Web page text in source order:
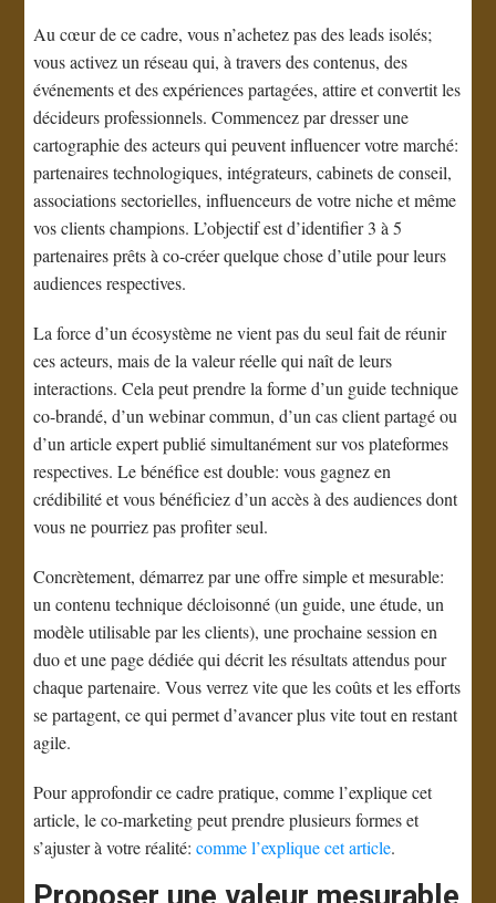
Au cœur de ce cadre, vous n’achetez pas des leads isolés;
vous activez un réseau qui, à travers des contenus, des
événements et des expériences partagées, attire et convertit les
décideurs professionnels. Commencez par dresser une
cartographie des acteurs qui peuvent influencer votre marché:
partenaires technologiques, intégrateurs, cabinets de conseil,
associations sectorielles, influenceurs de votre niche et même
vos clients champions. L’objectif est d’identifier 3 à 5
partenaires prêts à co-créer quelque chose d’utile pour leurs
audiences respectives.
La force d’un écosystème ne vient pas du seul fait de réunir
ces acteurs, mais de la valeur réelle qui naît de leurs
interactions. Cela peut prendre la forme d’un guide technique
co-brandé, d’un webinar commun, d’un cas client partagé ou
d’un article expert publié simultanément sur vos plateformes
respectives. Le bénéfice est double: vous gagnez en
crédibilité et vous bénéficiez d’un accès à des audiences dont
vous ne pourriez pas profiter seul.
Concrètement, démarrez par une offre simple et mesurable:
un contenu technique décloisonné (un guide, une étude, un
modèle utilisable par les clients), une prochaine session en
duo et une page dédiée qui décrit les résultats attendus pour
chaque partenaire. Vous verrez vite que les coûts et les efforts
se partagent, ce qui permet d’avancer plus vite tout en restant
agile.
Pour approfondir ce cadre pratique, comme l’explique cet
article, le co-marketing peut prendre plusieurs formes et
s’ajuster à votre réalité:comme l’explique cet article.